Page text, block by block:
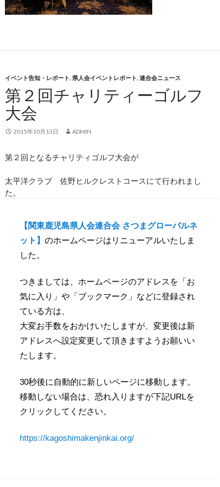
【関東鹿児島県人会連合会 さつまグローバルネ
ット】 のホームページはリニューアルいたしま
した。
つきましては、ホームページのアドレスを「お
気に入り」や「ブックマーク」などに登録され
ている方は、
大変お手数をおかけいたしますが、変更後は新
アドレスへ設定変更して頂きますようお願いい
たします。
30秒後に自動的に新しいページに移動します。
移動しない場合は、恐れ入りますが下記URLを
クリックしてください。
https://kagoshimakenjinkai.org/
イベント告知・レポート, 県人会イベントレポート, 連合会ニュース
第２回チャリティーゴルフ
大会
2015年10月13日 ADMIN
第２回となるチャリティゴルフ大会が
太平洋クラブ 佐野ヒルクレストコースにて行われまし
た。
優勝者 錦江町関東大根占・田代会 副会長 斜木幹朗